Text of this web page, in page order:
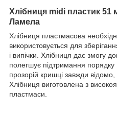
Хлібниця midi пластик 51
Ламела
Хлібниця пластмасова
використовується для
і випічки. Хлібниця дає змогу
полегшує підтримання порядку
прозорій кришці завжди
Хлібниця виготовлена з
пластмаси.